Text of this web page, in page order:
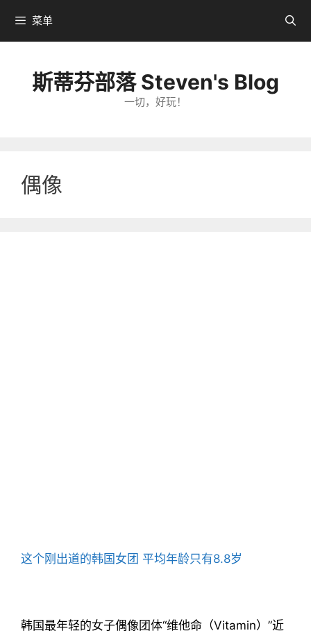
到
菜单
斯蒂芬部落 Steven's Blog
一切，好玩！
偶像
这个刚出道的韩国女团 平均年龄只有8.8岁
韩国最年轻的女子偶像团体“维他命（Vitamin）”近